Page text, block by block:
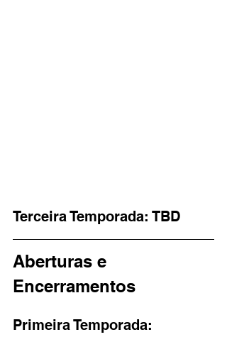
Terceira Temporada: TBD
Aberturas e
Encerramentos
Primeira Temporada: